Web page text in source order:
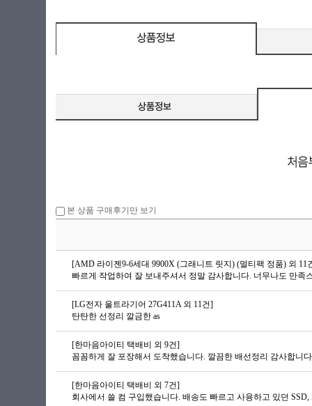
본 상품 구매후기만 보기
[AMD 라이젠9-6세대 9900X (그래니트 릿지) (멀티팩 정품) 외 11
[LG전자 울트라기어 27G411A 외 11건]
탄탄한 선정리 깔금한 as
[한마음아이티 택배비 외 9건]
꼼꼼하게 잘 포장해서 도착했습니다. 깔끔한 배선정리 감사합니
[한마음아이티 택배비 외 7건]
회사에서 쓸 컴 구입했습니다. 배송도 빠르고 사용하고 있던